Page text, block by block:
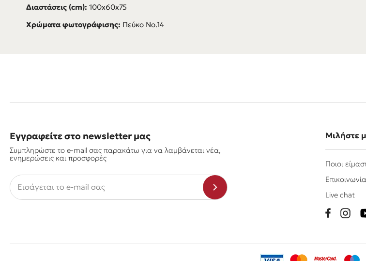
Διαστάσεις (cm): 100x60x75
Χρώματα φωτογράφισης: Πεύκο Νο.14
Εγγραφείτε στο newsletter μας
Συμπληρώστε το e-mail σας παρακάτω για να λαμβάνεται νέα,
ενημερώσεις και προσφορές
Μιλήστε
Ποιοι
Επικοινωνία
Live chat